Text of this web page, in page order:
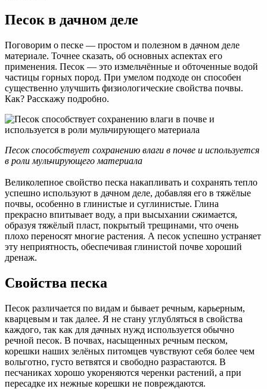
Песок в дачном деле
Поговорим о песке — простом и полезном в дачном деле
материале. Точнее сказать, об основных аспектах его
применения. Песок — это измельчённые и обточенные водой
частицы горных пород. При умелом подходе он способен
существенно улучшить физиологические свойства почвы.
Как? Расскажу подробно.
Песок способствует сохранению влаги в почве и используется
в роли мульчирующего материала
Великолепное свойство песка накапливать и сохранять тепло
успешно используют в дачном деле, добавляя его в тяжёлые
почвы, особенно в глинистые и суглинистые. Глина
прекрасно впитывает воду, а при высыхании сжимается,
образуя тяжёлый пласт, покрытый трещинами, что очень
плохо переносят многие растения. А песок успешно устраняет
эту неприятность, обеспечивая глинистой почве хороший
дренаж.
Свойства песка
Песок различается по видам и бывает речным, карьерным,
кварцевым и так далее. Я не стану углубляться в свойства
каждого, так как для дачных нужд используется обычно
речной песок. В почвах, насыщенных речным песком,
корешки наших зелёных питомцев чувствуют себя более чем
вольготно, густо ветвятся и свободно разрастаются. В
песчаниках хорошо укореняются черенки растений, а при
пересадке их нежные корешки не повреждаются.